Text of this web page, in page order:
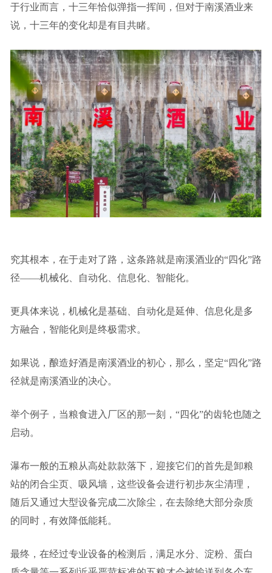
于行业而言，十三年恰似弹指一挥间，但对于南溪酒业来
说，十三年的变化却是有目共睹。
究其根本，在于走对了路，这条路就是南溪酒业的“四化”路
径——机械化、自动化、信息化、智能化。
更具体来说，机械化是基础、自动化是延伸、信息化是多
方融合，智能化则是终极需求。
如果说，酿造好酒是南溪酒业的初心，那么，坚定“四化”路
径就是南溪酒业的决心。
举个例子，当粮食进入厂区的那一刻，“四化”的齿轮也随之
启动。
瀑布一般的五粮从高处款款落下，迎接它们的首先是卸粮
站的闭合尘页、吸风墙，这些设备会进行初步灰尘清理，
随后又通过大型设备完成二次除尘，在去除绝大部分杂质
的同时，有效降低能耗。
最终，在经过专业设备的检测后，满足水分、淀粉、蛋白